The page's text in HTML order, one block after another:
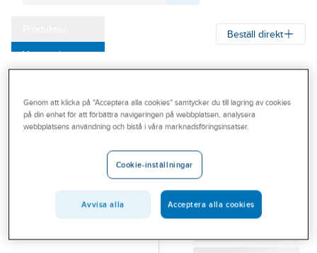
Varumärken
Outlet
Branscher
Beställ direkt
Hydroforslang
för hydroforer
32X400
HYDROFORSLANG
Artikelnummer:
artikelnr: 592-032X400
Genom att klicka på "Acceptera alla cookies" samtycker du till lagring av cookies
på din enhet för att förbättra navigeringen på webbplatsen, analysera
webbplatsens användning och bistå i våra marknadsföringsinsatser.
Cookie-inställningar
Avvisa alla Acceptera alla cookies